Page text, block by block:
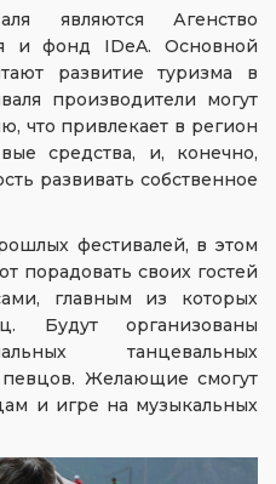
являются Агенство
и фонд IDeA. Основной
развитие туризма в
производители могут
что привлекает в регион
средства, и, конечно,
развивать собственное
фестивалей, в этом
порадовать своих гостей
главным из которых
Будут организованы
танцевальных
певцов. Желающие смогут
и игре на музыкальных